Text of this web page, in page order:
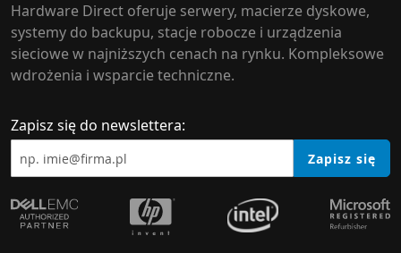
Hardware Direct oferuje serwery, macierze dyskowe,
systemy do backupu, stacje robocze i urządzenia
sieciowe w najniższych cenach na rynku. Kompleksowe
wdrożenia i wsparcie techniczne.
Zapisz się do newslettera:
Zapisz się